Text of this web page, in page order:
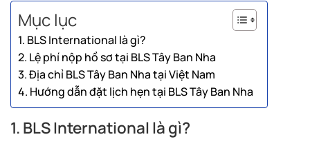
Mục lục
1. BLS International là gì?
2. Lệ phí nộp hồ sơ tại BLS Tây Ban Nha
3. Địa chỉ BLS Tây Ban Nha tại Việt Nam
4. Hướng dẫn đặt lịch hẹn tại BLS Tây Ban Nha
1. BLS International là gì?